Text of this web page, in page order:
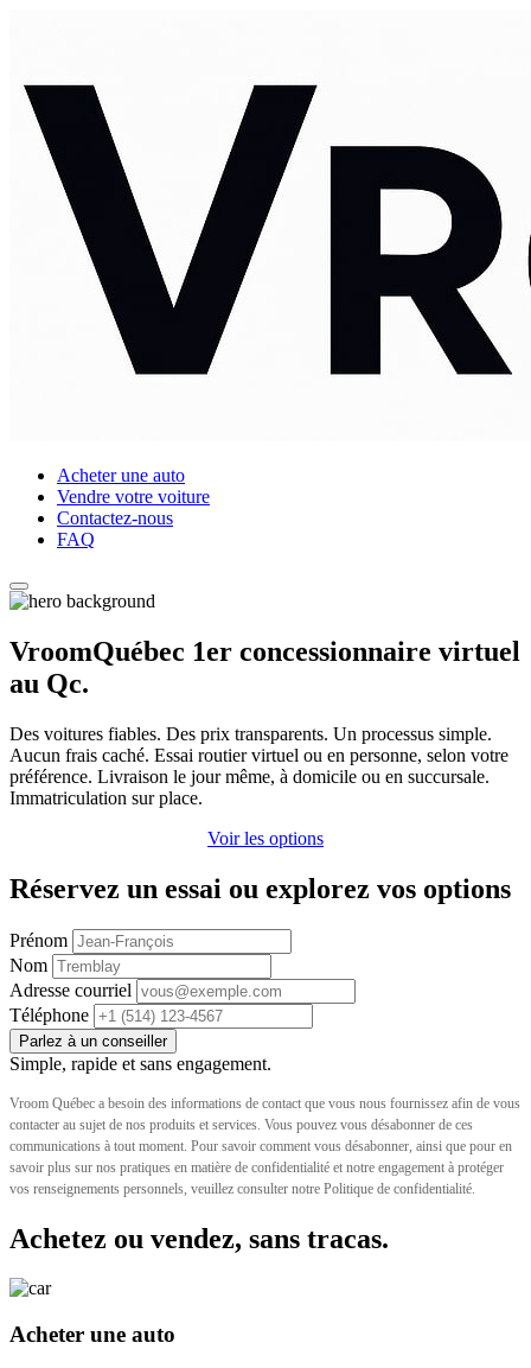
Acheter une auto
Vendre votre voiture
Contactez-nous
FAQ
VroomQuébec 1er concessionnaire virtuel
au Qc.
Des voitures fiables. Des prix transparents. Un processus simple.
Aucun frais caché. Essai routier virtuel ou en personne, selon votre
préférence. Livraison le jour même, à domicile ou en succursale.
Immatriculation sur place.
Voir les options
Réservez un essai ou explorez vos options
Prénom
Nom
Adresse courriel
Téléphone
Parlez à un conseiller
Simple, rapide et sans engagement.
Vroom Québec a besoin des informations de contact que vous nous fournissez afin de vous
contacter au sujet de nos produits et services. Vous pouvez vous désabonner de ces
communications à tout moment. Pour savoir comment vous désabonner, ainsi que pour en
savoir plus sur nos pratiques en matière de confidentialité et notre engagement à protéger
vos renseignements personnels, veuillez consulter notre Politique de confidentialité.
Achetez ou vendez, sans tracas.
Acheter une auto